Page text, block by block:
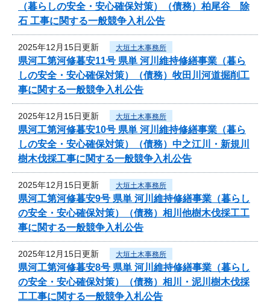
（暮らしの安全・安心確保対策）（債務）柏尾谷 除
石 工事に関する一般競争入札公告
2025年12月15日更新 大垣土木事務所
県河工第河修暮安11号 県単 河川維持修繕事業（暮ら
しの安全・安心確保対策）（債務）牧田川河道掘削工
事に関する一般競争入札公告
2025年12月15日更新 大垣土木事務所
県河工第河修暮安10号 県単 河川維持修繕事業（暮ら
しの安全・安心確保対策）（債務）中之江川・新規川
樹木伐採工事に関する一般競争入札公告
2025年12月15日更新 大垣土木事務所
県河工第河修暮安9号 県単 河川維持修繕事業（暮らし
の安全・安心確保対策）（債務）相川他樹木伐採工工
事に関する一般競争入札公告
2025年12月15日更新 大垣土木事務所
県河工第河修暮安8号 県単 河川維持修繕事業（暮らし
の安全・安心確保対策）（債務）相川・泥川樹木伐採
工工事に関する一般競争入札公告